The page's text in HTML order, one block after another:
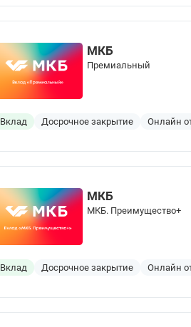
МКБ
Премиальный
Вклад Досрочное закрытие Онлайн
МКБ
МКБ. Преимущество+
Вклад Досрочное закрытие Онлайн